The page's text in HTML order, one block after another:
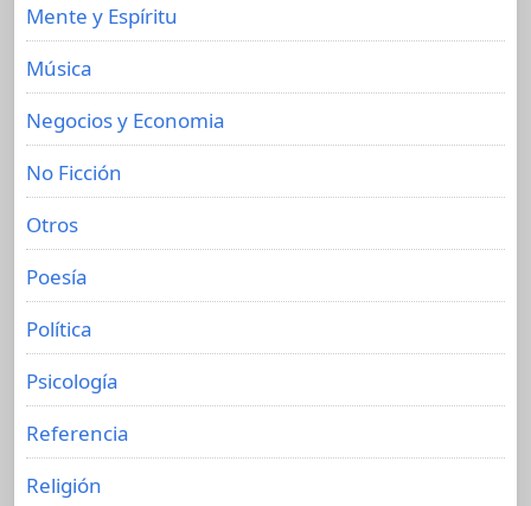
Mente y Espíritu
Música
Negocios y Economia
No Ficción
Otros
Poesía
Política
Psicología
Referencia
Religión